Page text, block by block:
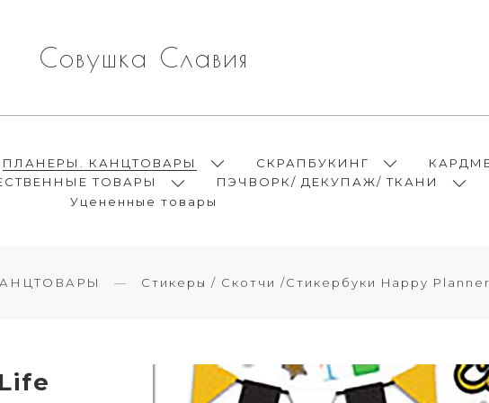
Совушка Славия
ПЛАНЕРЫ. КАНЦТОВАРЫ СКРАПБУКИНГ
ТОВАРЫ ПЭЧВОРК/ ДЕКУПАЖ/ ТКАНИ
Уцененные товары
Стикеры / Скотчи /Стикербуки Happy Planner